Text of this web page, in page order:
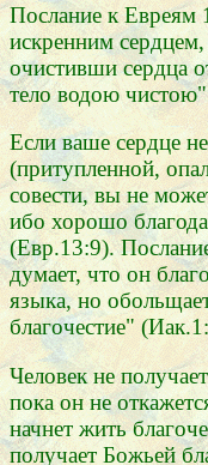
Послание к Евреям
искренним
очистивши сердца
тело водою
Если ваше сердце
(притупленной,
совести, вы не
ибо хорошо
(Евр.13:9).
думает, что он
языка, но
благочестие"
Человек не
пока он не
начнет жить
получает Божьей